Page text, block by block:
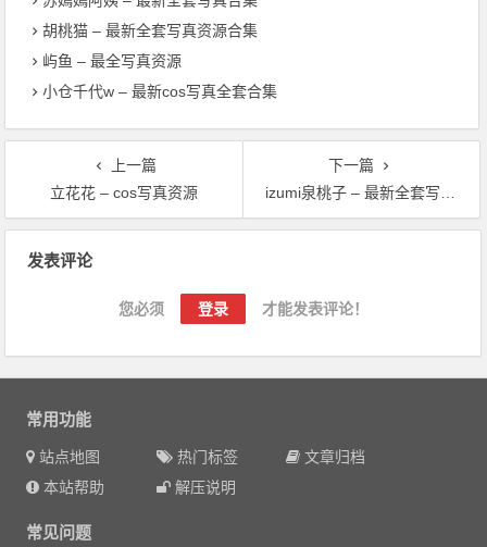
胡桃猫 – 最新全套写真资源合集
屿鱼 – 最全写真资源
小仓千代w – 最新cos写真全套合集
上一篇
立花花 – cos写真资源
下一篇
izumi泉桃子 – 最新全套写真合集
发表评论
您必须 登录 才能发表评论！
常用功能
站点地图 热门标签
文章归档
本站帮助
解压说明
常见问题